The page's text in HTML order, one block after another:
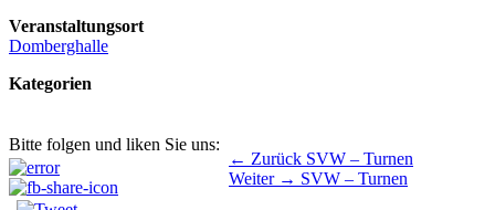
Veranstaltungsort
Domberghalle
Kategorien
Bitte folgen und liken Sie uns:
Beitragsnavigation ← Zurück Vorhergehender
Beitrag:
SVW – Turnen
Weiter → Nächster
SVW – Turnen